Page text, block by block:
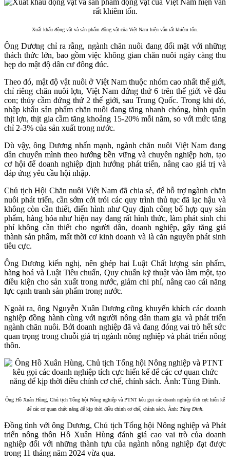
Xuất khẩu động vật và sản phẩm động vật của Việt Nam hiện vẫn rất khiêm tốn.
Ông Dương chỉ ra rằng, ngành chăn nuôi đang đối mặt với những
thách thức lớn, bao gồm việc không gian chăn nuôi ngày càng thu
hẹp do mật độ dân cư đông đúc.
Theo đó, mật độ vật nuôi ở Việt Nam thuộc nhóm cao nhất thế giới,
chỉ riêng chăn nuôi lợn, Việt Nam đứng thứ 6 trên thế giới về đầu
con; thủy cầm đứng thứ 2 thế giới, sau Trung Quốc. Trong khi đó,
nhập khẩu sản phẩm chăn nuôi đang tăng nhanh chóng, bình quân
thịt lợn, thịt gia cầm tăng khoảng 15-20% mỗi năm, so với mức tăng
chỉ 2-3% của sản xuất trong nước.
Dù vậy, ông Dương nhấn mạnh, ngành chăn nuôi Việt Nam đang
dần chuyển mình theo hướng bền vững và chuyên nghiệp hơn, tạo
cơ hội để doanh nghiệp định hướng phát triển, nâng cao giá trị và
đáp ứng yêu cầu hội nhập.
Chủ tịch Hội Chăn nuôi Việt Nam đã chia sẻ, để hỗ trợ ngành chăn
nuôi phát triển, cần sớm cởi trói các quy trình thủ tục đã lạc hậu và
không còn cần thiết, điển hình như Quy định công bố hợp quy sản
phẩm, hàng hóa như hiện nay đang rất hình thức, làm phát sinh chi
phí không cần thiết cho người dân, doanh nghiệp, gây tăng giá
thành sản phẩm, mất thời cơ kinh doanh và là căn nguyên phát sinh
tiêu cực.
Ông Dương kiến nghị, nên ghép hai Luật Chất lượng sản phẩm,
hàng hoá và Luật Tiêu chuẩn, Quy chuẩn kỹ thuật vào làm một, tạo
điều kiện cho sản xuất trong nước, giảm chi phí, nâng cao cái năng
lực cạnh tranh sản phẩm trong nước.
Ngoài ra, ông Nguyễn Xuân Dương cũng khuyến khích các doanh
nghiệp đồng hành cùng với người nông dân tham gia và phát triển
ngành chăn nuôi. Bởi doanh nghiệp đã và đang đóng vai trò hết sức
quan trọng trong chuỗi giá trị ngành nông nghiệp và phát triển nông
thôn.
Ông Hồ Xuân Hùng, Chủ tịch Tổng hội Nông nghiệp và PTNT kêu gọi các doanh nghiệp tích cực hiến kế
để các cơ quan chức năng để kịp thời điều chỉnh cơ chế, chính sách. Ảnh: Tùng Đinh.
Đồng tình với ông Dương, Chủ tịch Tổng hội Nông nghiệp và Phát
triển nông thôn Hồ Xuân Hùng đánh giá cao vai trò của doanh
nghiệp đối với những thành tựu của ngành nông nghiệp đạt được
trong 11 tháng năm 2024 vừa qua.